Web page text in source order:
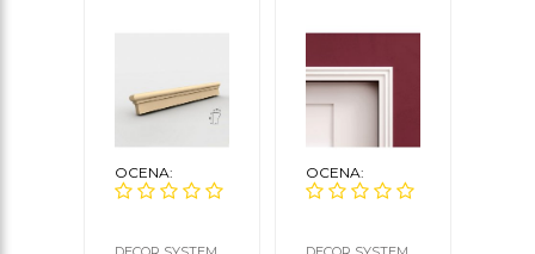
OCENA: OCENA: